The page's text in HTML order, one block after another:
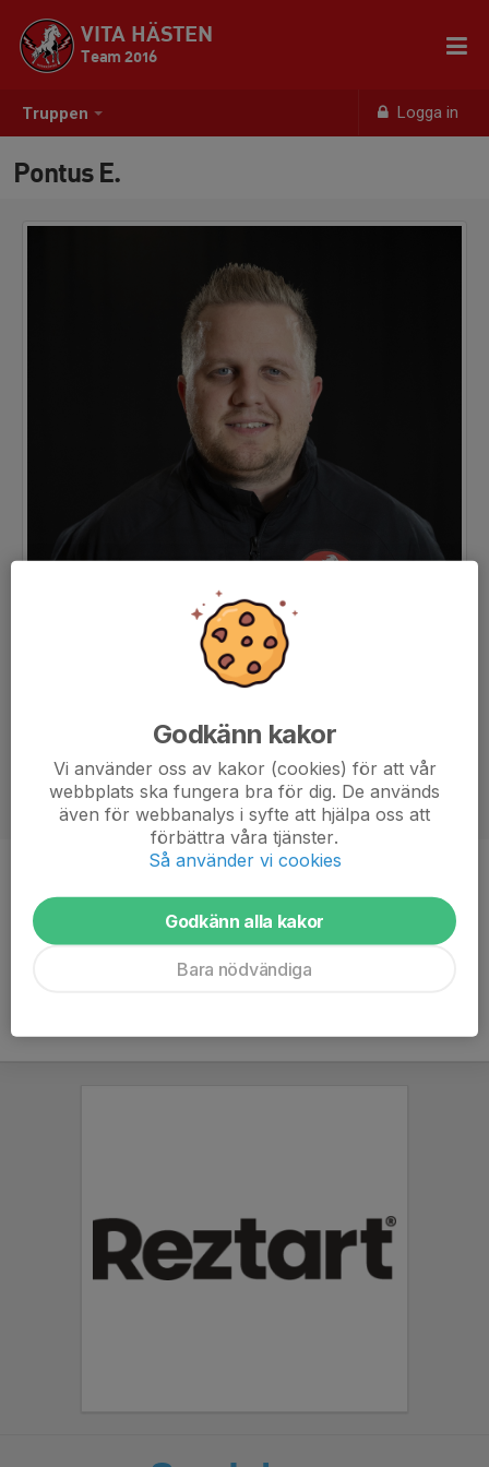
Truppen Logga in
VITA HÄSTEN
Team 2016
Pontus E.
Ålder
40 år
Godkänn kakor
Vi använder oss av kakor (cookies) för att vår
webbplats ska fungera bra för dig. De används
även för webbanalys i syfte att hjälpa oss att
förbättra våra tjänster.
Så använder vi cookies
Godkänn alla kakor
Bara nödvändiga